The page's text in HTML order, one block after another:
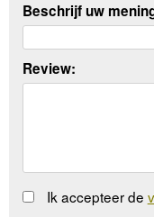
Beschrijf uw
Review:
Ik accepteer de